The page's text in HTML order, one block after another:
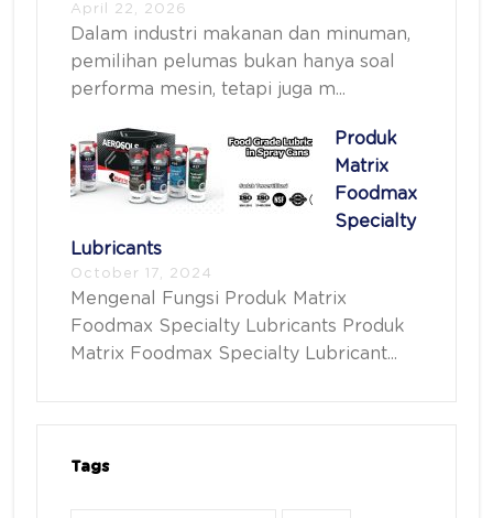
April 22, 2026
Dalam industri makanan dan minuman,
pemilihan pelumas bukan hanya soal
performa mesin, tetapi juga m...
Produk
Matrix
Foodmax
Specialty
Lubricants
October 17, 2024
Mengenal Fungsi Produk Matrix
Foodmax Specialty Lubricants Produk
Matrix Foodmax Specialty Lubricant...
Tags